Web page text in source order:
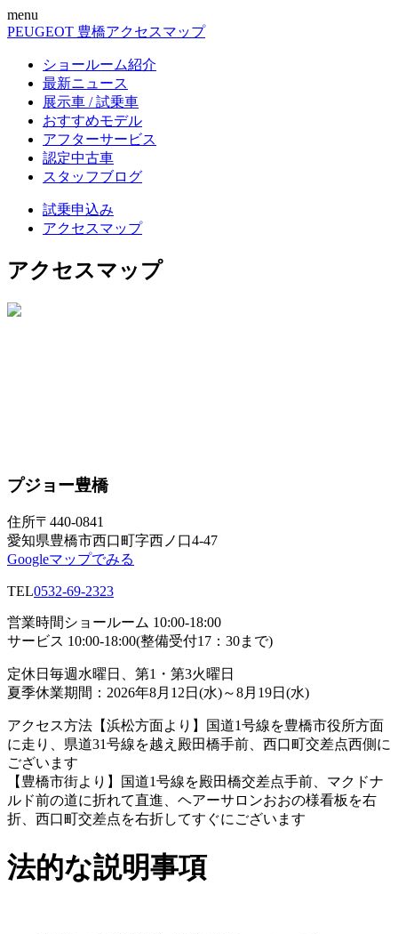
menu
PEUGEOT 豊橋アクセスマップ
ショールーム紹介
最新ニュース
展示車 / 試乗車
おすすめモデル
アフターサービス
認定中古車
スタッフブログ
試乗申込み
アクセスマップ
アクセスマップ
プジョー豊橋
住所〒440-0841
愛知県豊橋市西口町字西ノ口4-47
Googleマップでみる
TEL0532-69-2323
営業時間 ショールーム 10:00-18:00
サービス 10:00-18:00(整備受付17：30まで)
定休日 毎週水曜日、第1・第3火曜日
夏季休業期間：2026年8月12日(水)～8月19日(水)
アクセス方法 【浜松方面より】国道1号線を豊橋市役所方面
に走り、県道31号線を越え殿田橋手前、西口町交差点西側に
ございます
【豊橋市街より】国道1号線を殿田橋交差点手前、マクドナ
ルド前の道に折れて直進、ヘアーサロンおおの様看板を右
折、西口町交差点を右折してすぐにございます
法的な説明事項